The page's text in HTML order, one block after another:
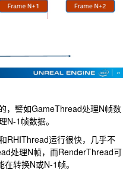
，譬如GameThread处理N帧数
1帧数据。
RHIThread运行很快，几乎不
处理N帧，而RenderThread可
转换N或N-1帧。